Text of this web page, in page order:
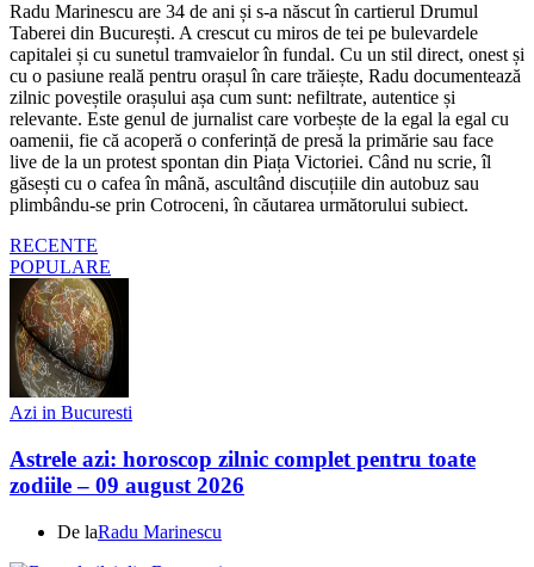
Radu Marinescu are 34 de ani și s-a născut în cartierul Drumul
Taberei din București. A crescut cu miros de tei pe bulevardele
capitalei și cu sunetul tramvaielor în fundal. Cu un stil direct, onest și
cu o pasiune reală pentru orașul în care trăiește, Radu documentează
zilnic poveștile orașului așa cum sunt: nefiltrate, autentice și
relevante. Este genul de jurnalist care vorbește de la egal la egal cu
oamenii, fie că acoperă o conferință de presă la primărie sau face
live de la un protest spontan din Piața Victoriei. Când nu scrie, îl
găsești cu o cafea în mână, ascultând discuțiile din autobuz sau
plimbându-se prin Cotroceni, în căutarea următorului subiect.
RECENTE
POPULARE
Azi in Bucuresti
Astrele azi: horoscop zilnic complet pentru toate
zodiile – 09 august 2026
De laRadu Marinescu